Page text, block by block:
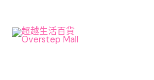
content
was:
乒